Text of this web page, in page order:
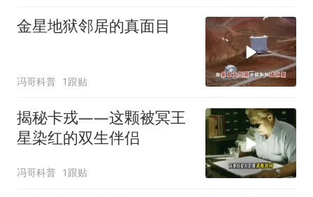
金星地狱邻居的真面目
冯哥科普 1跟贴
揭秘卡戎——这颗被冥王
星染红的双生伴侣
冯哥科普 1跟贴